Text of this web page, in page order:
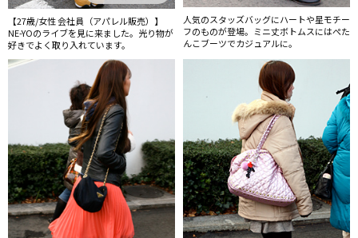
【27歳/女性 会社員（アパレル販売）】
NE-YOのライブを見に来ました。光り物が
好きでよく取り入れています。
人気のスタッズバッグにハートや星モチー
フのものが登場。ミニ丈ボトムスにはぺた
んこブーツでカジュアルに。